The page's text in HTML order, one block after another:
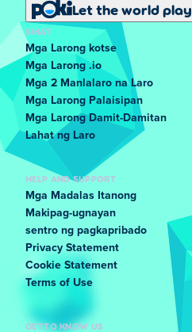
Let the world play
SIKAT
Mga Larong kotse
Mga Larong .io
Mga 2 Manlalaro na Laro
Mga Larong Palaisipan
Mga Larong Damit-Damitan
Lahat ng Laro
HELP AND SUPPORT
Mga Madalas Itanong
Makipag-ugnayan
sentro ng pagkapribado
Privacy Statement
Cookie Statement
Terms of Use
GET TO KNOW US